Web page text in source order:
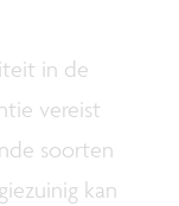
in de
vereist
soorten
kan